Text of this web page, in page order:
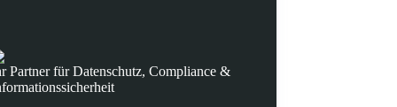
Partner für Datenschutz, Compliance &